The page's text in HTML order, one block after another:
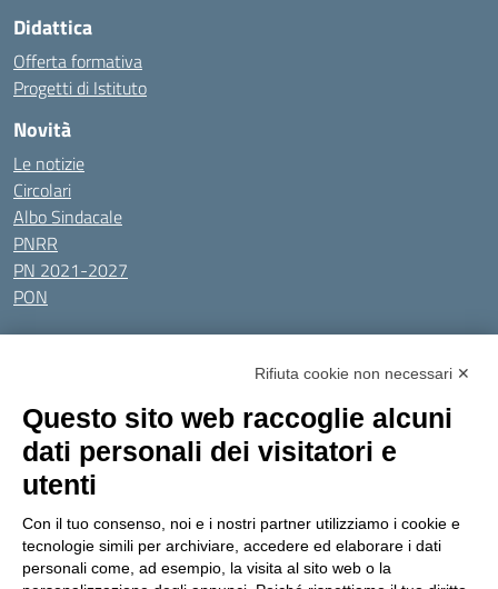
Didattica
Offerta formativa
Progetti di Istituto
Novità
Le notizie
Circolari
Albo Sindacale
PNRR
PN 2021-2027
PON
Tutti gli argomenti
Amministrazione Trasparente
Privacy Policy
Dichiarazione di accessibilitàObiettivi di accessibilità
Seguici su:
Indirizzo:Via Gaetano Donizetti 30, Collegno
Centralino:0114053925 Email: toic8cg002@istruzione.it
Rifiuta cookie non necessari ✕
Questo sito web raccoglie alcuni
dati personali dei visitatori e
utenti
Con il tuo consenso, noi e i nostri partner utilizziamo i cookie e
tecnologie simili per archiviare, accedere ed elaborare i dati
personali come, ad esempio, la visita al sito web o la